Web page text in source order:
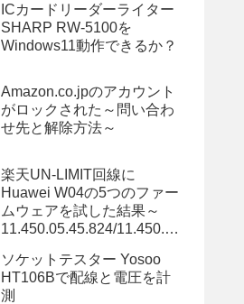
ICカードリーダーライター
SHARP RW-5100を
Windows11動作できるか？
Amazon.co.jpのアカウント
がロックされた～問い合わ
せ先と解除方法～
楽天UN-LIMIT回線に
Huawei W04の5つのファー
ムウェアを試した結果～
11.450.05.45.824/11.450.05
OK～
ソケットテスター Yosoo
HT106Bで配線と電圧を計
測